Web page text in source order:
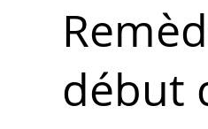
début